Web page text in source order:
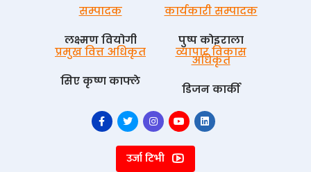
सम्पादक
लक्ष्मण वियोगी
कार्यकारी सम्पादक
पुष्प काेइराला
प्रमुख वित्त अधिकृत
सिए कृष्ण काफ्ले
व्यापार विकास
अधिकृत
डिजन कार्की
उर्जा टिभी